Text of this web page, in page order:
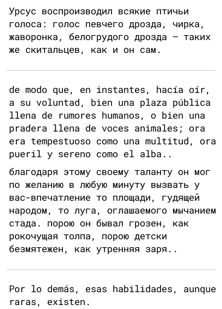
Урсус воспроизводил всякие птичьи
голоса: голос певчего дрозда, чирка,
жаворонка, белогрудого дрозда — таких
же скитальцев, как и он сам.
de modo que, en instantes, hacía oír,
a su voluntad, bien una plaza pública
llena de rumores humanos, o bien una
pradera llena de voces animales; ora
era tempestuoso como una multitud, ora
pueril y sereno como el alba..
благодаря этому своему таланту он мог
по желанию в любую минуту вызвать у
вас-впечатление то площади, гудящей
народом, то луга, оглашаемого мычанием
стада. порою он бывал грозен, как
рокочущая толпа, порою детски
безмятежен, как утренняя заря..
Por lo demás, esas habilidades, aunque
raras, existen.